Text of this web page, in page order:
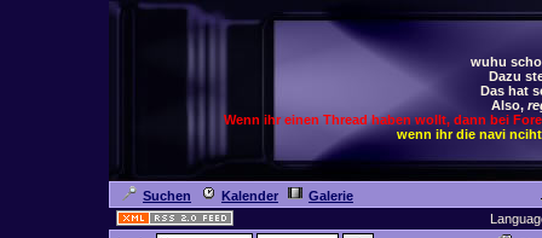
wuhu
Dazu
Das hat
Also,
Wenn ihr einen Thread haben wollt, dann bei
wenn ihr die navi
Suchen Kalender
Galerie